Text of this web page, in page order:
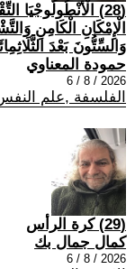
(28) الْأَنْطُولُوجْيَا
الْإِمْكَانِ الْكَامِنِ
وَالسِّتُّونَ بَعْدَ
حمودة المعناوي
2026 / 8 / 6
الفلسفة ,علم
(29) كرة الرأس
كمال جمال بك
2026 / 8 / 6